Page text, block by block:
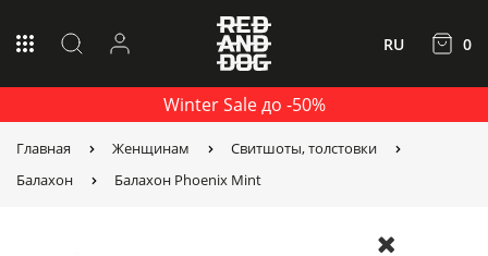
Winter Sale до -50%
RU 0
Главная Женщинам
Свитшоты, толстовки
Балахон
Балахон Phoenix Mint